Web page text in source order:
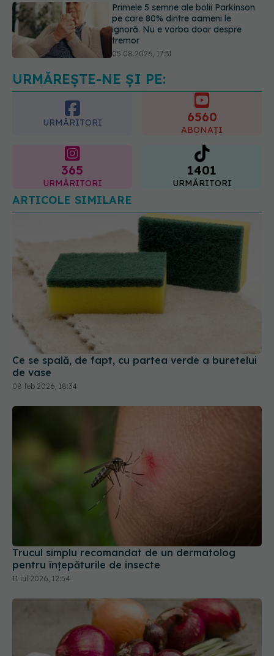
05.08.2026, 17:31
Gabriela Cristea, manifest pentru
respect și acceptare: Corpul
fiecăruia spune o poveste
URMĂREȘTE-NE ȘI PE:
URMĂRITORI 6560
ABONAȚI
365
URMĂRITORI
1401
URMĂRITORI
ARTICOLE SIMILARE
Ce se spală, de fapt, cu partea verde a buretelui
de vase
08 feb 2026, 18:34
Trucul simplu recomandat de un dermatolog
pentru înțepăturile de insecte
11 iul 2026, 12:54